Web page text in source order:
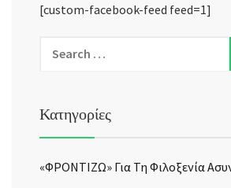
[custom-facebook-feed feed=1]
Κατηγορίες
«ΦΡΟΝΤΙΖΩ» Για Τη Φιλοξενία